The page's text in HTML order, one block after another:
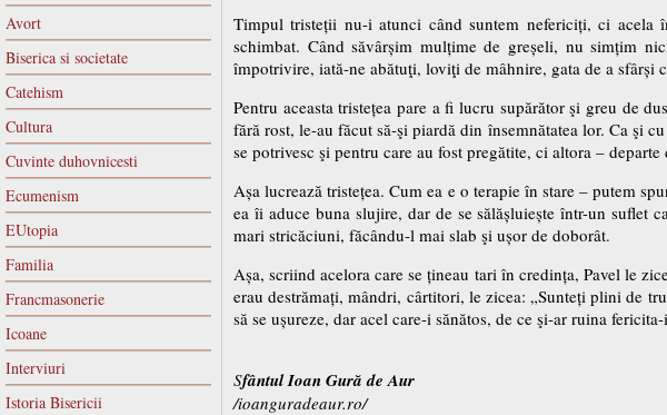
Avort
Biserica si societate
Catehism
Cultura
Cuvinte duhovnicesti
Ecumenism
EUtopia
Familia
Francmasonerie
Icoane
Interviuri
Istoria Bisericii
Timpul tristeții nu-i atunci când suntem nefericiți, ci acela
schimbat. Când săvârșim mulțime de greșeli, nu simțim
împotrivire, iată-ne abătuţi, loviţi de mâhnire, gata de a sfârși
Pentru aceasta tristețea pare a fi lucru supărător şi greu de
fără rost, le-au făcut să-şi piardă din însemnătatea lor. Ca şi
se potrivesc şi pentru care au fost pregătite, ci altora –
Așa lucrează tristețea. Cum ea e o terapie în stare – putem
ea îi aduce buna slujire, dar de se sălășluiește într-un suflet
mari stricăciuni, făcându-l mai slab şi ușor de doborât.
Așa, scriind acelora care se țineau tari în credința, Pavel le
erau destrămați, mândri, cârtitori, le zicea: „Sunteți plini de
să se ușureze, dar acel care-i sănătos, de ce şi-ar ruina
Sfântul Ioan Gură de Aur
/ioanguradeaur.ro/